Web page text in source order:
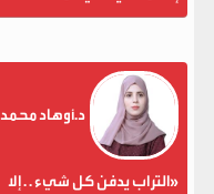
د.أوهاد محمد
«التراب يدفن كل شيء . . إلا